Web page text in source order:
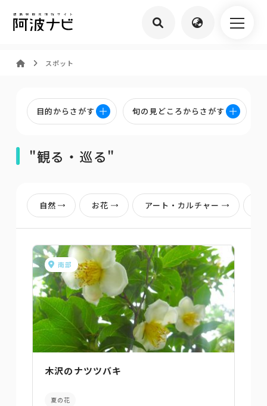
スポット
目的からさがす 旬の見どころからさがす
"観る・巡る"
自然 お花 アート・カルチャー
南部
木沢のナツツバキ
夏の花